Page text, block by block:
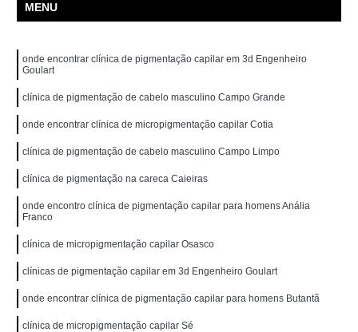
MENU
onde encontrar clínica de pigmentação capilar em 3d Engenheiro
Goulart
clínica de pigmentação de cabelo masculino Campo Grande
onde encontrar clínica de micropigmentação capilar Cotia
clínica de pigmentação de cabelo masculino Campo Limpo
clínica de pigmentação na careca Caieiras
onde encontro clínica de pigmentação capilar para homens Anália
Franco
clínica de micropigmentação capilar Osasco
clínicas de pigmentação capilar em 3d Engenheiro Goulart
onde encontrar clínica de pigmentação capilar para homens Butantã
clínica de micropigmentação capilar Sé